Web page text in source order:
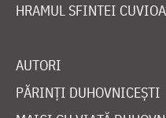
HRAMUL SFINTEI
AUTORI
PĂRINȚI DUHOVNICEȘTI